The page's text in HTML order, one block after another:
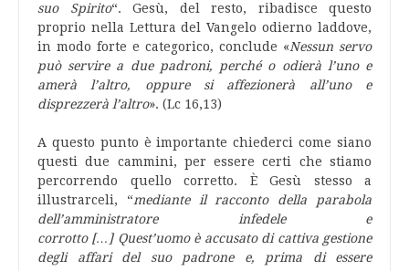
suo Spirito“. Gesù, del resto, ribadisce questo
proprio nella Lettura del Vangelo odierno laddove,
in modo forte e categorico, conclude «Nessun servo
può servire a due padroni, perché o odierà l’uno e
amerà l’altro, oppure si affezionerà all’uno e
disprezzerà l’altro». (Lc 16,13)
A questo punto è importante chiederci come siano
questi due cammini, per essere certi che stiamo
percorrendo quello corretto. È Gesù stesso a
illustrarceli, “mediante il racconto della parabola
dell’amministratore infedele e
corrotto […] Quest’uomo è accusato di cattiva gestione
degli affari del suo padrone e, prima di essere